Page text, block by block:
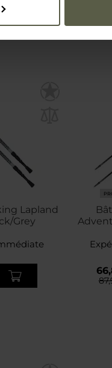
Lapland
Grey